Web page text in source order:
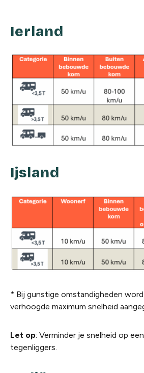
Ierland
Ijsland
* Bij gunstige omstandigheden
verhoogde maximum snelheid
Let op: Verminder je snelheid op
tegenliggers.